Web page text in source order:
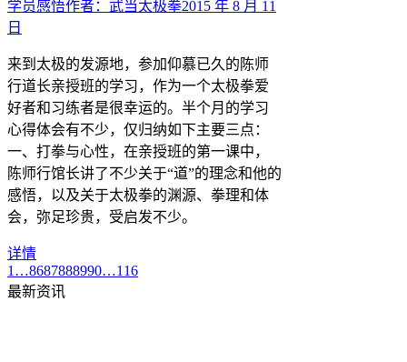
学员感悟作者： 武当太极拳2015 年 8 月 11
日
来到太极的发源地，参加仰慕已久的陈师
行道长亲授班的学习，作为一个太极拳爱
好者和习练者是很幸运的。半个月的学习
心得体会有不少，仅归纳如下主要三点：
一、打拳与心性，在亲授班的第一课中，
陈师行馆长讲了不少关于“道”的理念和他的
感悟，以及关于太极拳的渊源、拳理和体
会，弥足珍贵，受启发不少。
详情
1 …8687888990…116
最新资讯